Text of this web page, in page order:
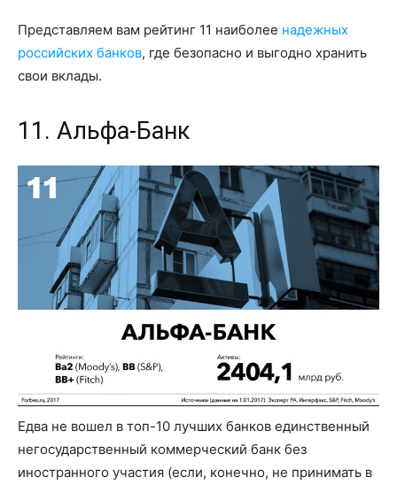
Представляем вам рейтинг 11 наиболее надежных
российских банков, где безопасно и выгодно хранить
свои вклады.
11. Альфа-Банк
Едва не вошел в топ-10 лучших банков единственный
негосударственный коммерческий банк без
иностранного участия (если, конечно, не принимать в